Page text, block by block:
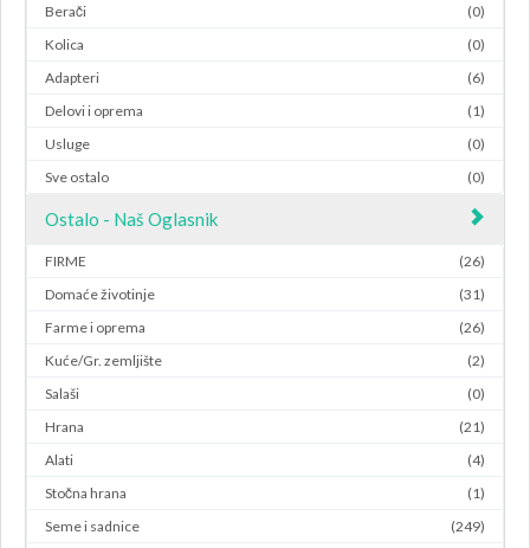
Berači
(0)
Kolica
(0)
Adapteri
(6)
Delovi i oprema
(1)
Usluge
(0)
Sve ostalo
(0)
Ostalo - Naš Oglasnik
FIRME
(26)
Domaće životinje
(31)
Farme i oprema
(26)
Kuće/Gr. zemljište
(2)
Salaši
(0)
Hrana
(21)
Alati
(4)
Stočna hrana
(1)
Seme i sadnice
(249)